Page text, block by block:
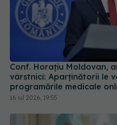
Conf. Horațiu Moldovan,
vârstnici: Aparținătorii le
programările medicale
16 iul 2026, 19:55